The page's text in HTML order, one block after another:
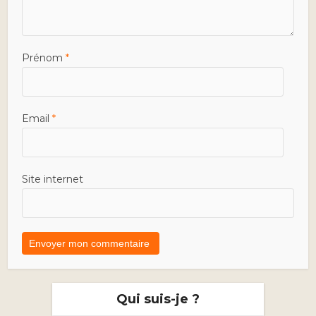
Prénom*
Email*
Site internet
Qui suis-je ?